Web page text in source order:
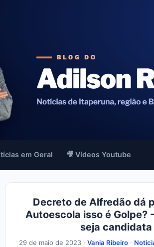
em Geral 🎥 Vídeos Youtube
Decreto de Alfredão dá
Autoescola isso é Golpe?
seja
29 de maio de 2023 ·Vania Ribeiro ·